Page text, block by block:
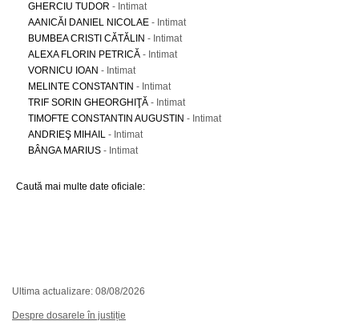
GHERCIU TUDOR - Intimat
AANICĂI DANIEL NICOLAE - Intimat
BUMBEA CRISTI CĂTĂLIN - Intimat
ALEXA FLORIN PETRICĂ - Intimat
VORNICU IOAN - Intimat
MELINTE CONSTANTIN - Intimat
TRIF SORIN GHEORGHIŢĂ - Intimat
TIMOFTE CONSTANTIN AUGUSTIN - Intimat
ANDRIEŞ MIHAIL - Intimat
BÂNGA MARIUS - Intimat
Caută mai multe date oficiale:
Ultima actualizare: 08/08/2026
Despre dosarele în justiție